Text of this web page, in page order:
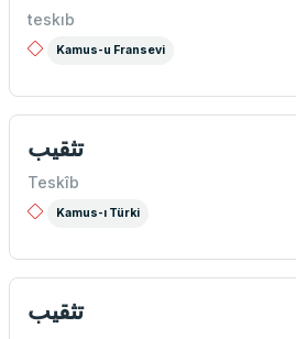
teskıb
Kamus-u Fransevi
تثقيب
Teskîb
Kamus-ı Türki
تثقيب